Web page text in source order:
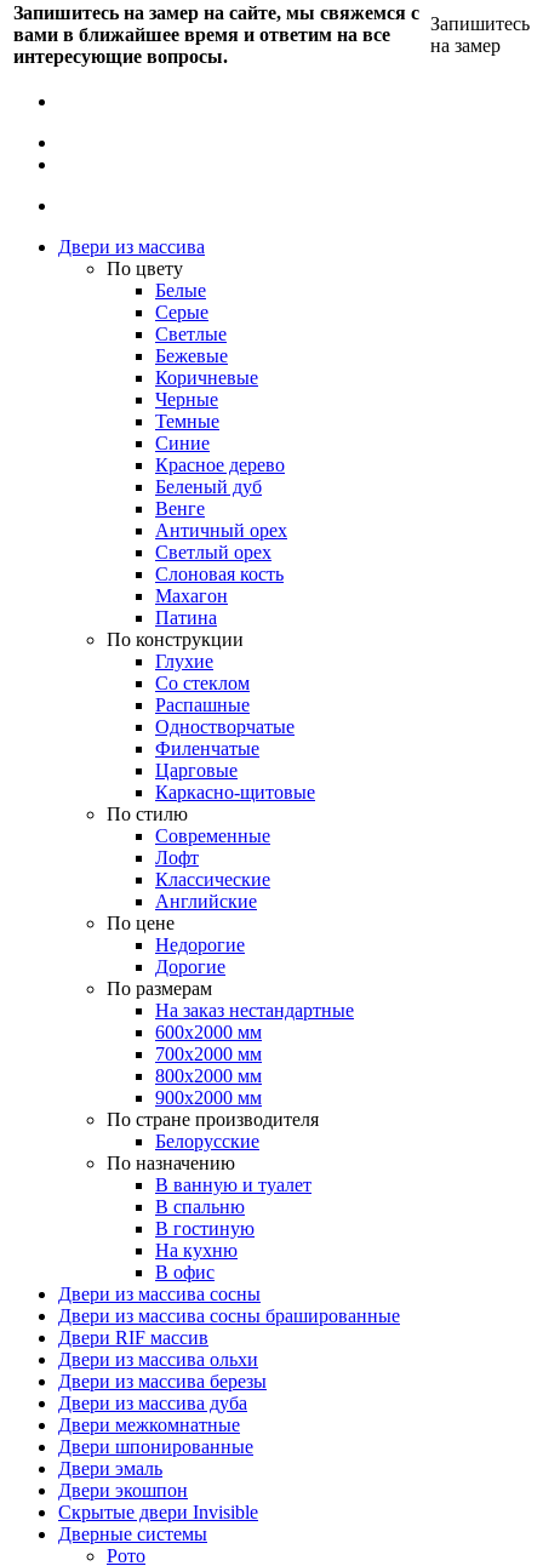
Запишитесь на замер на сайте, мы свяжемся с
вами в ближайшее время и ответим на все
интересующие вопросы.
Запишитесь
на замер
Двери из массива
По цвету
Белые
Серые
Светлые
Бежевые
Коричневые
Черные
Темные
Синие
Красное дерево
Беленый дуб
Венге
Античный орех
Светлый орех
Слоновая кость
Махагон
Патина
По конструкции
Глухие
Со стеклом
Распашные
Одностворчатые
Филенчатые
Царговые
Каркасно-щитовые
По стилю
Современные
Лофт
Классические
Английские
По цене
Недорогие
Дорогие
По размерам
На заказ нестандартные
600х2000 мм
700х2000 мм
800х2000 мм
900х2000 мм
По стране производителя
Белорусские
По назначению
В ванную и туалет
В спальню
В гостиную
На кухню
В офис
Двери из массива сосны
Двери из массива сосны брашированные
Двери RIF массив
Двери из массива ольхи
Двери из массива березы
Двери из массива дуба
Двери межкомнатные
Двери шпонированные
Двери эмаль
Двери экошпон
Скрытые двери Invisible
Дверные системы
Рото